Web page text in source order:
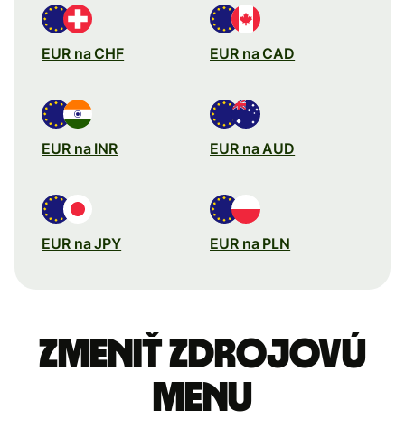
EUR na CHF EUR na CAD
EUR na INR EUR na AUD
EUR na JPY EUR na PLN
Zmeniť zdrojovú
menu